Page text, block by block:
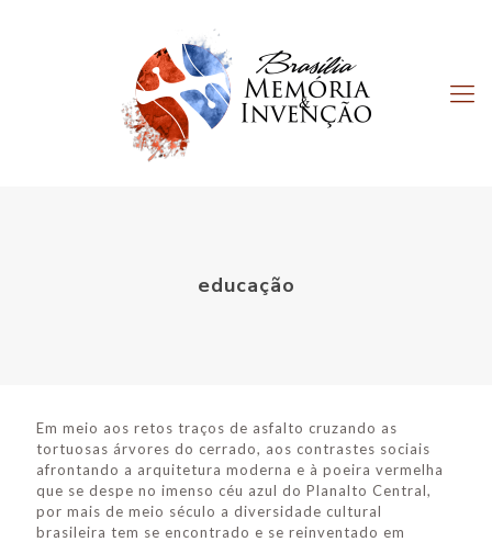
educação
Em meio aos retos traços de asfalto cruzando as
tortuosas árvores do cerrado, aos contrastes sociais
afrontando a arquitetura moderna e à poeira vermelha
que se despe no imenso céu azul do Planalto Central,
por mais de meio século a diversidade cultural
brasileira tem se encontrado e se reinventado em